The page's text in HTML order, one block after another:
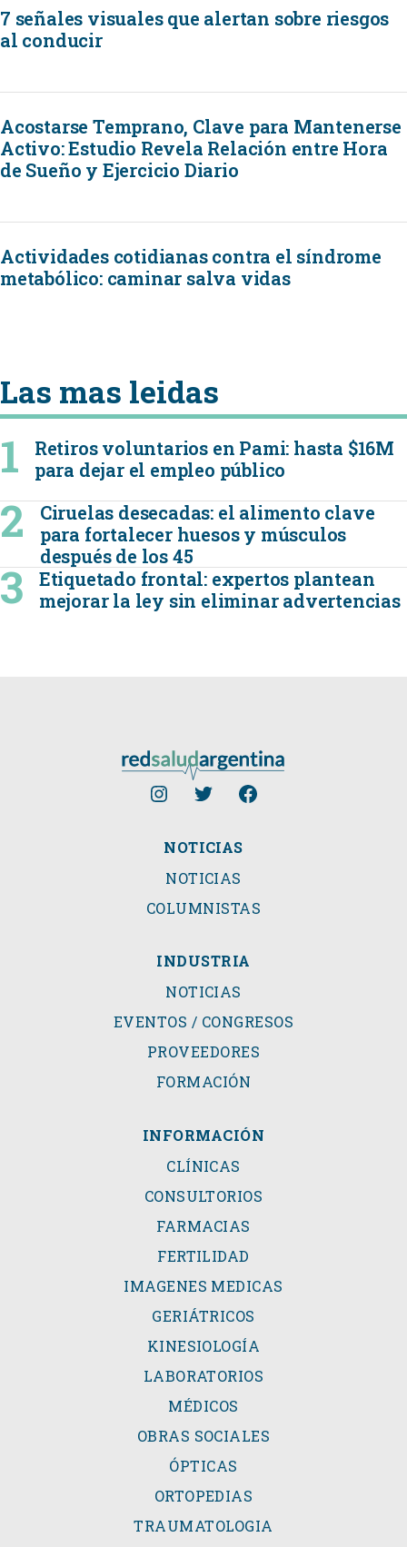
7 señales visuales que alertan sobre riesgos
al conducir
Acostarse Temprano, Clave para Mantenerse
Activo: Estudio Revela Relación entre Hora
de Sueño y Ejercicio Diario
Actividades cotidianas contra el síndrome
metabólico: caminar salva vidas
Las mas leidas
Retiros voluntarios en Pami: hasta $16M
para dejar el empleo público
Ciruelas desecadas: el alimento clave
para fortalecer huesos y músculos
después de los 45
Etiquetado frontal: expertos plantean
mejorar la ley sin eliminar advertencias
NOTICIAS
NOTICIAS
COLUMNISTAS
INDUSTRIA
NOTICIAS
EVENTOS / CONGRESOS
PROVEEDORES
FORMACIÓN
INFORMACIÓN
CLÍNICAS
CONSULTORIOS
FARMACIAS
FERTILIDAD
IMAGENES MEDICAS
GERIÁTRICOS
KINESIOLOGÍA
LABORATORIOS
MÉDICOS
OBRAS SOCIALES
ÓPTICAS
ORTOPEDIAS
TRAUMATOLOGIA